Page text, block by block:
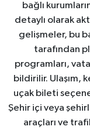
bağlı
detaylı olarak
gelişmeler, bu
tarafından
programları,
bildirilir. Ulaşım,
uçak bileti
Şehir içi veya
araçları ve